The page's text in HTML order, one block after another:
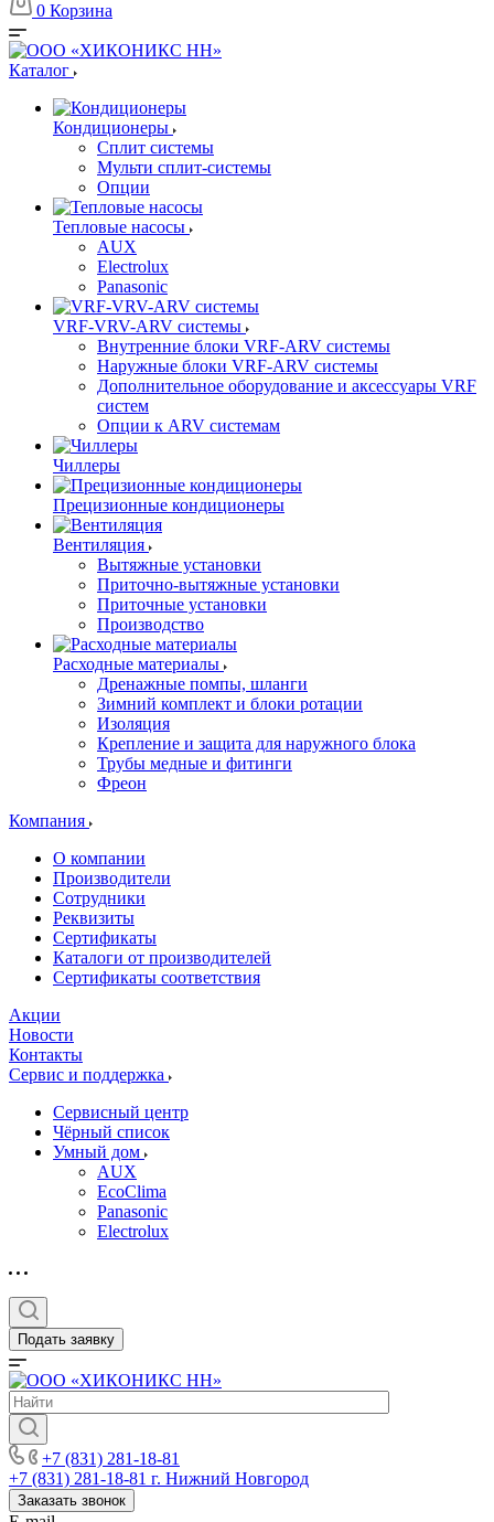
0 Корзина
Каталог
Кондиционеры
Сплит системы
Мульти сплит-системы
Опции
Тепловые насосы
AUX
Electrolux
Panasonic
VRF-VRV-ARV системы
Внутренние блоки VRF-ARV системы
Наружные блоки VRF-ARV системы
Дополнительное оборудование и аксессуары VRF
систем
Опции к ARV системам
Чиллеры
Прецизионные кондиционеры
Вентиляция
Вытяжные установки
Приточно-вытяжные установки
Приточные установки
Производство
Расходные материалы
Дренажные помпы, шланги
Зимний комплект и блоки ротации
Изоляция
Крепление и защита для наружного блока
Трубы медные и фитинги
Фреон
Компания
О компании
Производители
Сотрудники
Реквизиты
Сертификаты
Каталоги от производителей
Сертификаты соответствия
Акции
Новости
Контакты
Сервис и поддержка
Сервисный центр
Чёрный список
Умный дом
AUX
EcoClima
Panasonic
Electrolux
Подать заявку
+7 (831) 281-18-81
+7 (831) 281-18-81 г. Нижний Новгород
Заказать звонок